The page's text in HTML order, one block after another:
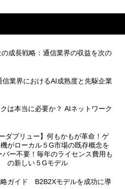
成長戦略：通信業界の収益を次の
信業界におけるAI成熟度と先駆企業
は本当に必要か？ AIネットワーク
ダブリュー】何もかもが革命！ゲ
がローカル５G市場の既存概念を
ー不要！毎年のライセンス費用も
の新しい５Gモデル
ガイド B2B2Xモデルを成功に導